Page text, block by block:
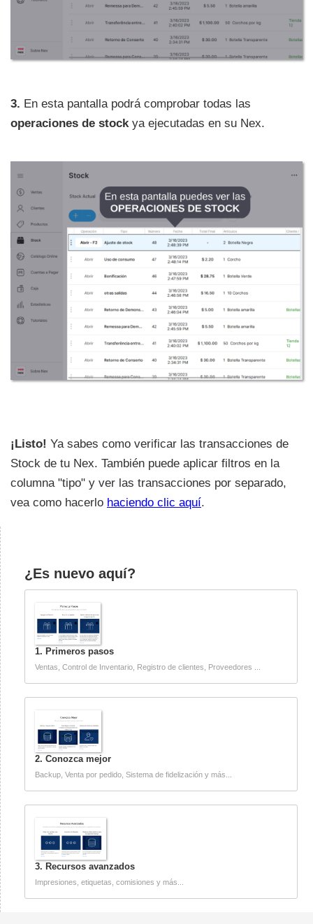
3. En esta pantalla podrá comprobar todas las
operaciones de stock ya ejecutadas en su Nex.
¡Listo! Ya sabes como verificar las transacciones de
Stock de tu Nex. También puede aplicar filtros en la
columna "tipo" y ver las transacciones por separado,
vea como hacerlo haciendo clic aquí.
¿Es nuevo aquí?
1. Primeros pasos
Ventas, Control de Inventario, Registro de clientes, Proveedores ...
2. Conozca mejor
Backup, Venta por pedido, Sistema de fidelización y más...
3. Recursos avanzados
Impresiones, etiquetas, comisiones y más...